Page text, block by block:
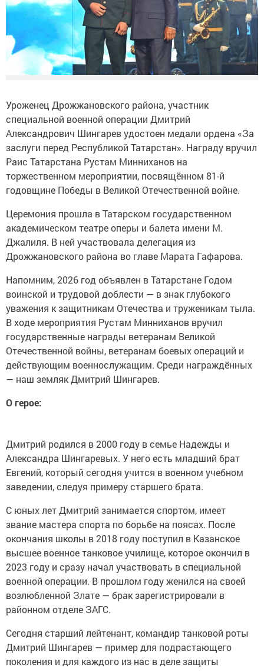
Уроженец Дрожжановского района, участник
специальной военной операции Дмитрий
Александрович Шингарев удостоен медали ордена «За
заслуги перед Республикой Татарстан». Награду вручил
Раис Татарстана Рустам Минниханов на
торжественном мероприятии, посвящённом 81-й
годовщине Победы в Великой Отечественной войне.
Церемония прошла в Татарском государственном
академическом театре оперы и балета имени М.
Джалиля. В ней участвовала делегация из
Дрожжановского района во главе Марата Гафарова.
Напомним, 2026 год объявлен в Татарстане Годом
воинской и трудовой доблести — в знак глубокого
уважения к защитникам Отечества и труженикам тыла.
В ходе мероприятия Рустам Минниханов вручил
государственные награды ветеранам Великой
Отечественной войны, ветеранам боевых операций и
действующим военнослужащим. Среди награждённых
— наш земляк Дмитрий Шингарев.
О герое:
Дмитрий родился в 2000 году в семье Надежды и
Александра Шингаревых. У него есть младший брат
Евгений, который сегодня учится в военном учебном
заведении, следуя примеру старшего брата.
С юных лет Дмитрий занимается спортом, имеет
звание мастера спорта по борьбе на поясах. После
окончания школы в 2018 году поступил в Казанское
высшее военное танковое училище, которое окончил в
2023 году и сразу начал участвовать в специальной
военной операции. В прошлом году женился на своей
возлюбленной Злате — брак зарегистрировали в
районном отделе ЗАГС.
Сегодня старший лейтенант, командир танковой роты
Дмитрий Шингарев — пример для подрастающего
поколения и для каждого из нас в деле защиты